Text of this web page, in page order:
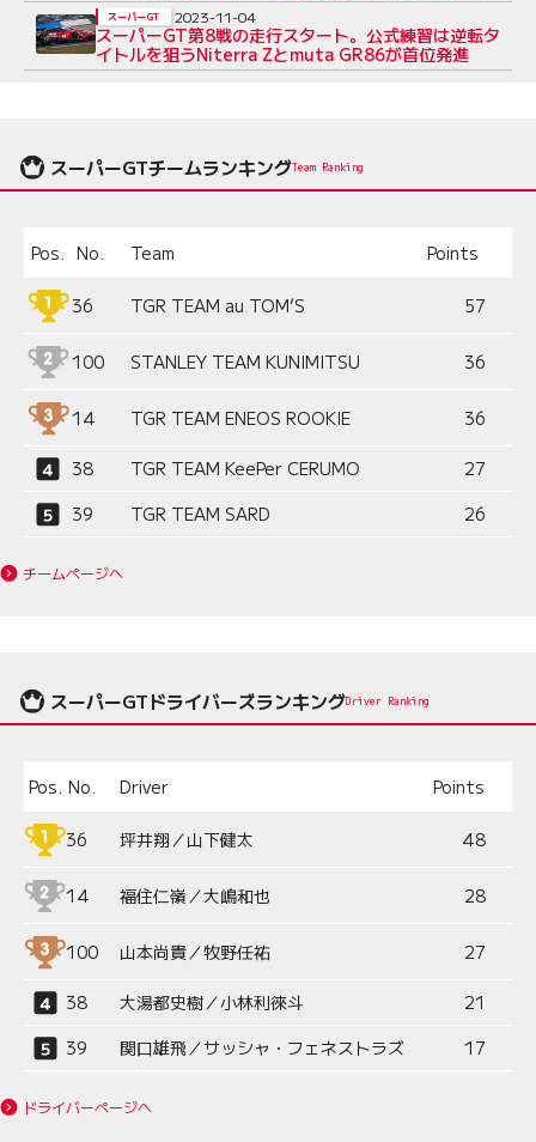
スーパーGT第8戦の走行スタート。公式練習は逆転タ
イトルを狙うNiterra Zとmuta GR86が首位発進
スーパーGT 2023-11-04
スーパーGTチームランキングTeam Ranking
Pos. No. Team Points
36 TGR TEAM au TOM’S 57
100 STANLEY TEAM KUNIMITSU 36
14 TGR TEAM ENEOS ROOKIE 36
38 TGR TEAM KeePer CERUMO
27
39
TGR TEAM SARD 26
チームページへ
スーパーGTドライバーズランキングDriver Ranking
Pos. No. Driver Points
36 坪井翔／山下健太 48
14 福住仁嶺／大嶋和也 28
100 山本尚貴／牧野任祐 27
38 大湯都史樹／小林利徠斗
21
39
関口雄飛／サッシャ・フェネストラズ 17
ドライバーページへ